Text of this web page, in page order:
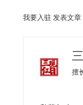
我要入驻 发表文章
擅